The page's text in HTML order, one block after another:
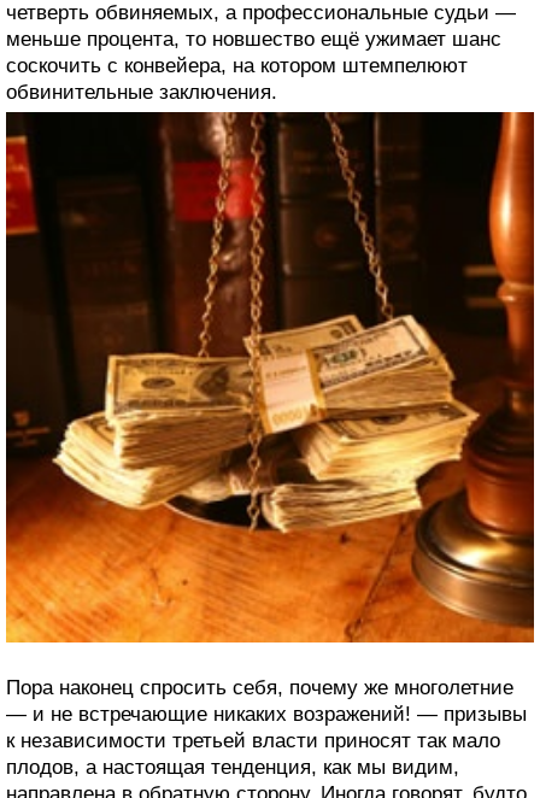
четверть обвиняемых, а профессиональные судьи —
меньше процента, то новшество ещё ужимает шанс
соскочить с конвейера, на котором штемпелюют
обвинительные заключения.
Пора наконец спросить себя, почему же многолетние
— и не встречающие никаких возражений! — призывы
к независимости третьей власти приносят так мало
плодов, а настоящая тенденция, как мы видим,